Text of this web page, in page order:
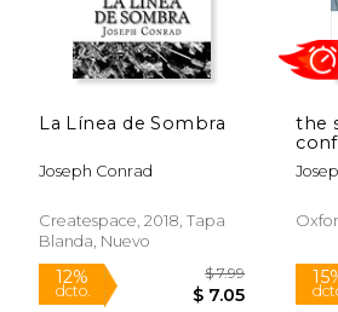
La Línea de Sombra
Joseph Conrad
Createspace, 2018, Tapa
Blanda, Nuevo
the